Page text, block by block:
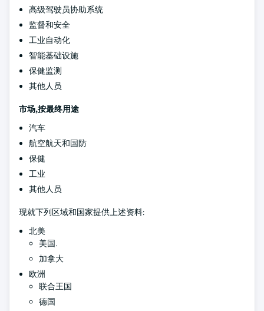
高级驾驶员协助系统
监督和安全
工业自动化
智能基础设施
保健监测
其他人员
市场,按最终用途
汽车
航空航天和国防
保健
工业
其他人员
现就下列区域和国家提供上述资料:
北美
美国.
加拿大
欧洲
联合王国
德国